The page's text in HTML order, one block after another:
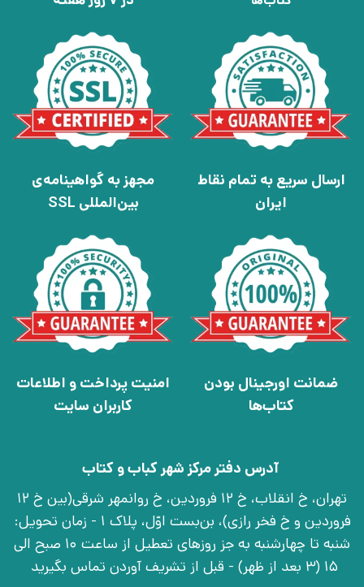
ارسال سریع به تمام نقاط
ایران
مجهز به گواهینامه‌ی
بین‌المللی SSL
ضمانت اورجینال بودن
کتاب‌ها
امنیت پرداخت و اطلاعات
کاربران سایت
آدرس دفتر مرکز شهر کباب و کتاب
تهران، خ انقلاب، خ 12 فروردین، خ روانمهر شرقی(بین خ 12
فروردین و خ فخر رازی)، بن‌بست اوّل، پلاک 1 - زمان تحویل:
شنبه تا چهارشنبه به جز روزهای تعطیل از ساعت 10 صبح الی
15 (3 بعد از ظهر) - قبل از تشریف آوردن تماس بگیرید